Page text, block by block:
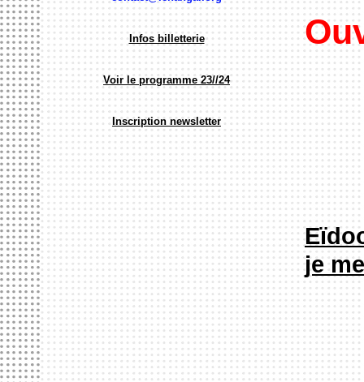
Infos billetterie
Voir le programme 23//24
Inscription newsletter
je